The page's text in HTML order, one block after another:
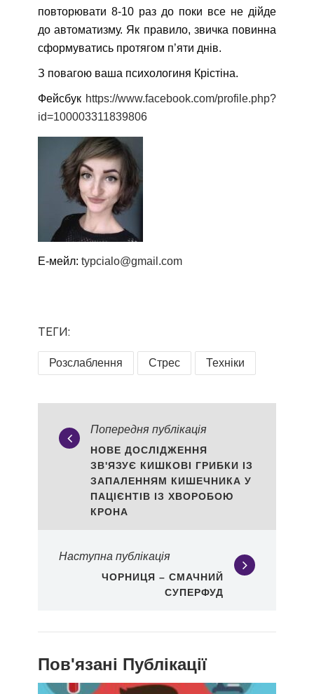
повторювати 8-10 раз до поки все не дійде
до автоматизму. Як правило, звичка повинна
сформуватись протягом п’яти днів.
З повагою ваша психологиня Крістіна.
Фейсбук https://www.facebook.com/profile.php?
id=100003311839806
Е-мейл: typcialo@gmail.com
ТЕГИ:
Розслаблення Стрес Техніки
Попередня публікація
НОВЕ ДОСЛІДЖЕННЯ
ЗВ'ЯЗУЄ КИШКОВІ ГРИБКИ ІЗ
ЗАПАЛЕННЯМ КИШЕЧНИКА У
ПАЦІЄНТІВ ІЗ ХВОРОБОЮ
КРОНА
Наступна публікація
ЧОРНИЦЯ – СМАЧНИЙ
СУПЕРФУД
Пов'язані Публікації